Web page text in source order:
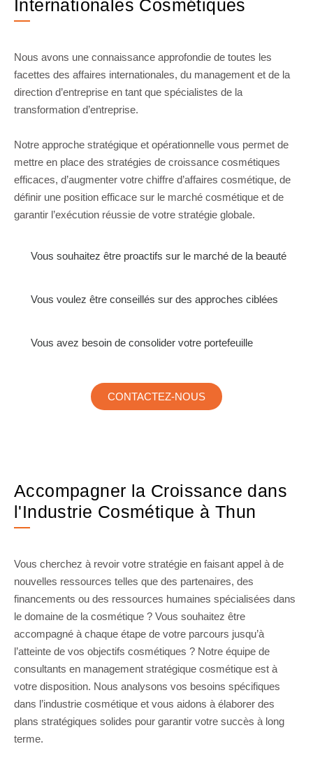
Internationales Cosmétiques
Nous avons une connaissance approfondie de toutes les
facettes des affaires internationales, du management et de la
direction d’entreprise en tant que spécialistes de la
transformation d’entreprise.
Notre approche stratégique et opérationnelle vous permet de
mettre en place des stratégies de croissance cosmétiques
efficaces, d’augmenter votre chiffre d’affaires cosmétique, de
définir une position efficace sur le marché cosmétique et de
garantir l’exécution réussie de votre stratégie globale.
Vous souhaitez être proactifs sur le marché de la beauté
Vous voulez être conseillés sur des approches ciblées
Vous avez besoin de consolider votre portefeuille
CONTACTEZ-NOUS
Accompagner la Croissance dans
l'Industrie Cosmétique à Thun
Vous cherchez à revoir votre stratégie en faisant appel à de
nouvelles ressources telles que des partenaires, des
financements ou des ressources humaines spécialisées dans
le domaine de la cosmétique ? Vous souhaitez être
accompagné à chaque étape de votre parcours jusqu’à
l’atteinte de vos objectifs cosmétiques ? Notre équipe de
consultants en management stratégique cosmétique est à
votre disposition. Nous analysons vos besoins spécifiques
dans l’industrie cosmétique et vous aidons à élaborer des
plans stratégiques solides pour garantir votre succès à long
terme.